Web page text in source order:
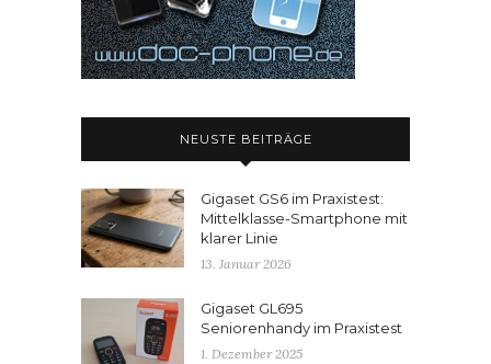
NEUSTE BEITRÄGE
Gigaset GS6 im Praxistest:
Mittelklasse-Smartphone mit
klarer Linie
13. Januar 2026
Gigaset GL695
Seniorenhandy im Praxistest
1. Dezember 2025